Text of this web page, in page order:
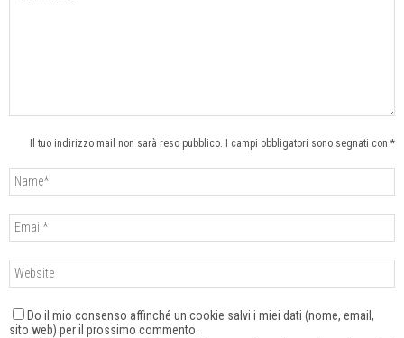
Il tuo indirizzo mail non sarà reso pubblico. I campi obbligatori sono segnati con *
Do il mio consenso affinché un cookie salvi i miei dati (nome, email,
sito web) per il prossimo commento.